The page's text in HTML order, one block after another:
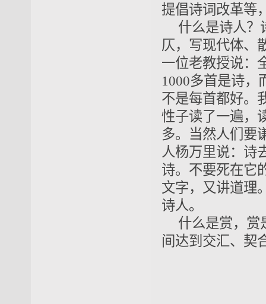
提倡诗词改革等
什么是诗人？
仄，写现代体、
一位老教授说：
1000多首是诗，
不是每首都好。
性子读了一遍，
多。当然人们要
人杨万里说：诗
诗。不要死在它
文字，又讲道理
诗人。
什么是赏，赏
间达到交汇、契